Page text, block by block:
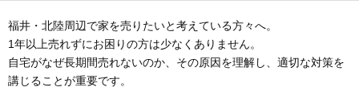
福井・北陸周辺で家を売りたいと考えている方々へ。
1年以上売れずにお困りの方は少なくありません。
自宅がなぜ長期間売れないのか、その原因を理解し、適切な対策を
講じることが重要です。